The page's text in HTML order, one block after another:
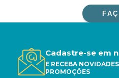
Cadastre-se em
E RECEBA
PROMOÇÕES